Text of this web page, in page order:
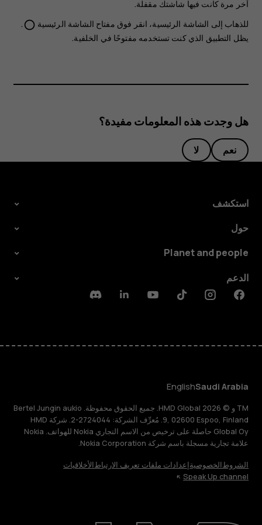
آخر مرة كانت فيها شاشتك مقفلة.
للذهاب إلى الشاشة الرئيسية، انقر فوق مفتاح الشاشة الرئيسية panorama_fish_eye
.
يظل التطبيق الذي كنت تستخدمه مفتوحًا في الخلفية.
هل وجدت هذه المعلومات مفيدة؟
نعم لا
استكشف
حول
Planet and people
الدعم
Facebook
Instagram
Tiktok
Youtube
Linkedin
Discord
Saudi Arabia
English
TM و © 2026 HMD Global. جميع الحقوق محفوظة. Bertel Jungin aukio
9, 02600 Espoo, Finland. مُعرِّف الشركة: 2724044-2. شركة HMD
Global Oy حاصلة على ترخيص من الاسم التجاري Nokia للهواتف. Nokia
علامة تجارية مسجلة باسم شركة Nokia Corporation.
الشروطالخصوصيةإعدادات ملفات تعريف الارتباطالأخلاقيات
Speak Up channel